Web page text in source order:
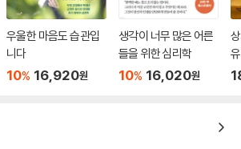
우울한 마음도 습관입
니다
10% 16,920원
생각이 너무 많은 어른
들을 위한 심리학
10% 16,020원
유